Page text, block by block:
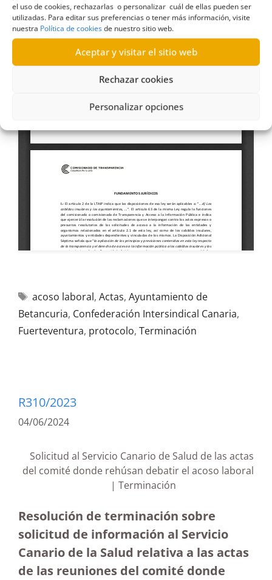
el uso de cookies, rechazarlas o personalizar cuál de ellas pueden ser
utilizadas. Para editar sus preferencias o tener más información, visite
nuestra Política de cookiesde nuestro sitio web.
Aceptar y visitar el sitio web
Rechazar cookies
Personalizar opciones
acoso laboral, Actas, Ayuntamiento de
Betancuria, Confederación Intersindical Canaria,
Fuerteventura, protocolo, Terminación
R310/2023
04/06/2024
Solicitud al Servicio Canario de Salud de las actas
del comité donde rehúsan debatir el acoso laboral
| Terminación
Resolución de terminación sobre
solicitud de información al Servicio
Canario de la Salud relativa a las actas
de las reuniones del comité donde